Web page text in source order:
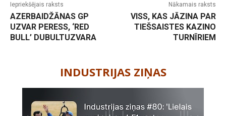
Iepriekšējais raksts
AZERBAIDŽĀNAS GP
UZVAR PERESS, ‘RED
BULL’ DUBULTUZVARA
Nākamais raksts
VISS, KAS JĀZINA PAR
TIEŠSAISTES KAZINO
TURNĪRIEM
INDUSTRIJAS ZIŅAS